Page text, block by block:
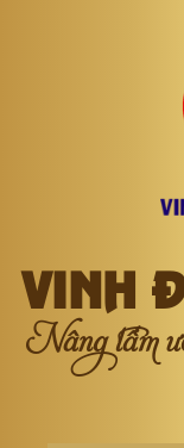
VINH
Nâng tầm